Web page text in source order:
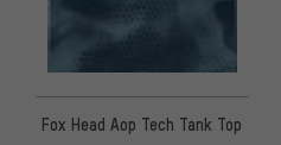
Fox Head Aop Tech Tank Top